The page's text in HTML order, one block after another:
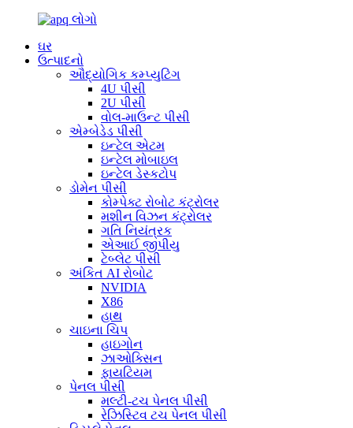
ઘર
ઉત્પાદનો
ઔદ્યોગિક કમ્પ્યુટિંગ
4U પીસી
2U પીસી
વોલ-માઉન્ટ પીસી
એમ્બેડેડ પીસી
ઇન્ટેલ એટમ
ઇન્ટેલ મોબાઇલ
ઇન્ટેલ ડેસ્કટોપ
ડોમેન પીસી
કોમ્પેક્ટ રોબોટ કંટ્રોલર
મશીન વિઝન કંટ્રોલર
ગતિ નિયંત્રક
એઆઈ જીપીયુ
ટેબ્લેટ પીસી
અંકિત AI રોબોટ
NVIDIA
X86
હાથ
ચાઇના ચિપ
હાઇગોન
ઝાઓક્સિન
ફાયટિયમ
પેનલ પીસી
મલ્ટી-ટચ પેનલ પીસી
રેઝિસ્ટિવ ટચ પેનલ પીસી